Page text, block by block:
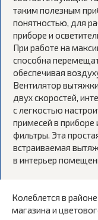
таким полезным
понятностью, для
приборе и
При работе на
способна
обеспечивая
Вентилятор
двух скоростей,
с легкостью
примесей в
фильтры. Эта
встраиваемая
в интерьер
Колеблется в
магазина и